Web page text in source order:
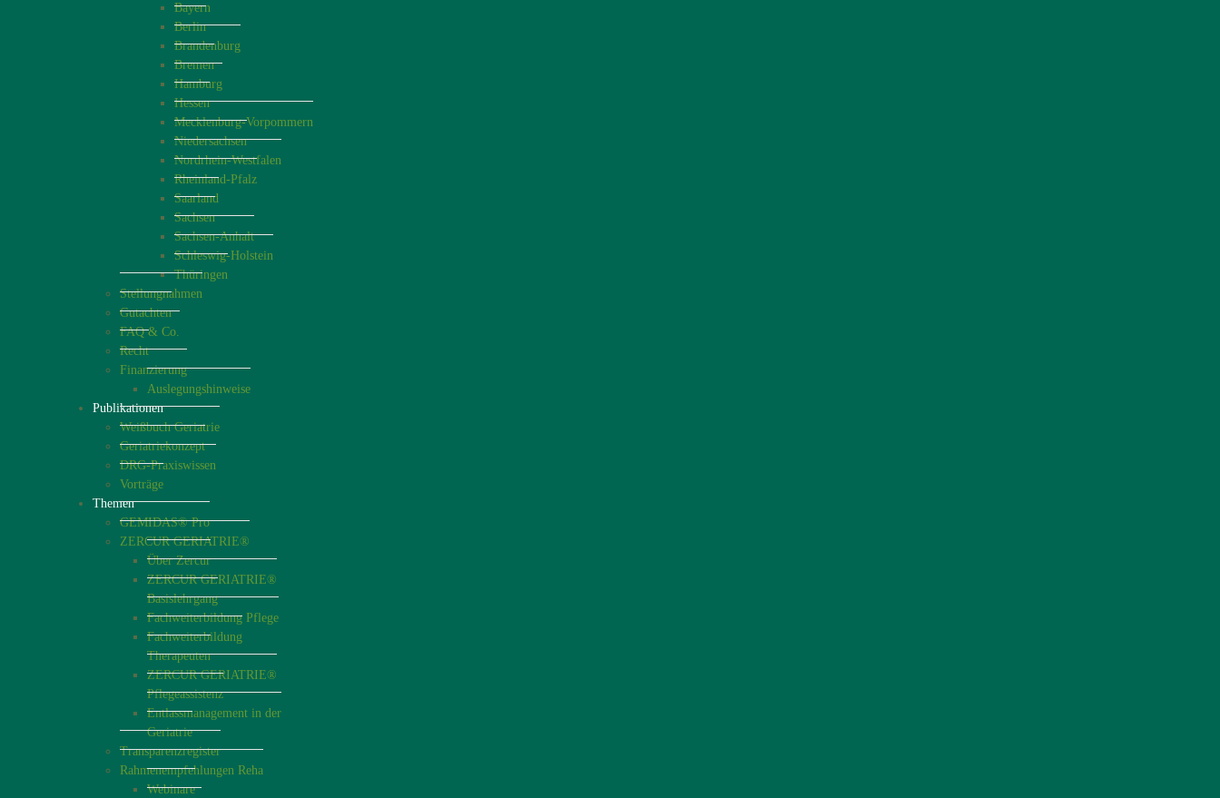
Bayern
Berlin
Brandenburg
Bremen
Hamburg
Hessen
Mecklenburg-Vorpommern
Niedersachsen
Nordrhein-Westfalen
Rheinland-Pfalz
Saarland
Sachsen
Sachsen-Anhalt
Schleswig-Holstein
Thüringen
Stellungnahmen
Gutachten
FAQ & Co.
Recht
Finanzierung
Auslegungshinweise
Publikationen
Weißbuch Geriatrie
Geriatriekonzept
DRG-Praxiswissen
Vorträge
Themen
GEMIDAS® Pro
ZERCUR GERIATRIE®
Über Zercur
ZERCUR GERIATRIE®
Basislehrgang
Fachweiterbildung Pflege
Fachweiterbildung
Therapeuten
ZERCUR GERIATRIE®
Pflegeassistenz
Entlassmanagement in der
Geriatrie
Transparenzregister
Rahmenempfehlungen Reha
Webinare